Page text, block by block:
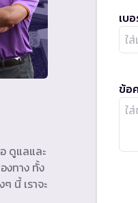
เบ
ข้อ
ดูแลและ
งทาง ทั้ง
นี้ เราจะ